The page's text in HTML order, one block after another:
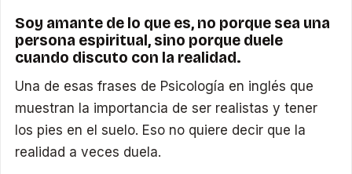
Soy amante de lo que es, no porque sea una
persona espiritual, sino porque duele
cuando discuto con la realidad.
Una de esas frases de Psicología en inglés que
muestran la importancia de ser realistas y tener
los pies en el suelo. Eso no quiere decir que la
realidad a veces duela.